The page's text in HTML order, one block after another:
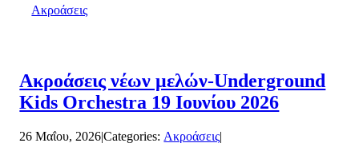
Ακροάσεις
Ακροάσεις νέων μελών-Underground
Kids Orchestra 19 Ιουνίου 2026
26 Μαΐου, 2026|Categories: Ακροάσεις|